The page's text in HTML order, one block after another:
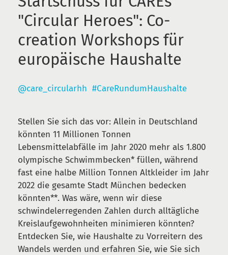
"Circular Heroes": Co-
creation Workshops für
europäische Haushalte
@care_circularhh #CareRundumHaushalte
Stellen Sie sich das vor: Allein in Deutschland
könnten 11 Millionen Tonnen
Lebensmittelabfälle im Jahr 2020 mehr als 1.800
olympische Schwimmbecken* füllen, während
fast eine halbe Million Tonnen Altkleider im Jahr
2022 die gesamte Stadt München bedecken
könnten**. Was wäre, wenn wir diese
schwindelerregenden Zahlen durch alltägliche
Kreislaufgewohnheiten minimieren könnten?
Entdecken Sie, wie Haushalte zu Vorreitern des
Wandels werden und erfahren Sie, wie Sie sich